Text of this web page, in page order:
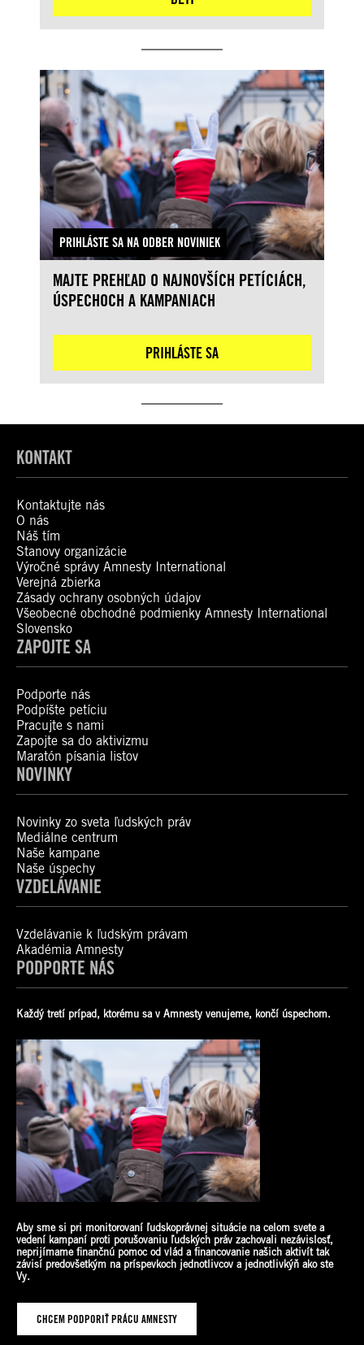
PRIHLÁSTE SA NA ODBER NOVINIEK
MAJTE PREHĽAD O NAJNOVŠÍCH PETÍCIÁCH,
ÚSPECHOCH A KAMPANIACH
PRIHLÁSTE SA
KONTAKT
Kontaktujte nás
O nás
Náš tím
Stanovy organizácie
Výročné správy Amnesty International
Verejná zbierka
Zásady ochrany osobných údajov
Všeobecné obchodné podmienky Amnesty International
Slovensko
ZAPOJTE SA
Podporte nás
Podpíšte petíciu
Pracujte s nami
Zapojte sa do aktivizmu
Maratón písania listov
NOVINKY
Novinky zo sveta ľudských práv
Mediálne centrum
Naše kampane
Naše úspechy
VZDELÁVANIE
Vzdelávanie k ľudským právam
Akadémia Amnesty
PODPORTE NÁS
Každý tretí prípad, ktorému sa v Amnesty venujeme, končí úspechom.
Aby sme si pri monitorovaní ľudskoprávnej situácie na celom svete a
vedení kampaní proti porušovaniu ľudských práv zachovali nezávislosť,
neprijímame finančnú pomoc od vlád a financovanie našich aktivít tak
závisí predovšetkým na príspevkoch jednotlivcov a jednotlivkýň ako ste
Vy.
CHCEM PODPORIŤ PRÁCU AMNESTY